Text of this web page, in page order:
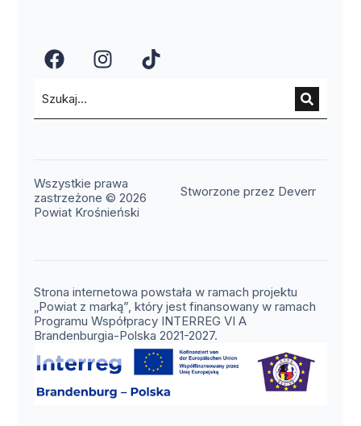
(otwiera się w nowym oknie)
(otwiera się w nowym
(otwiera się w
Wszystkie prawa
zastrzeżone © 2026
Powiat Krośnieński
Stworzone przez Deverr
Strona internetowa powstała w ramach projektu
„Powiat z marką”, który jest finansowany w ramach
Programu Współpracy INTERREG VI A
Brandenburgia-Polska 2021-2027.